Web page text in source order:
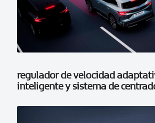
regulador de velocidad
inteligente y sistema de